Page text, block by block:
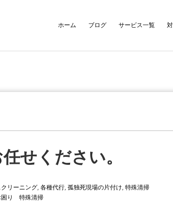
ホーム ブログ サービス一覧
せください。
リーニング, 各種代行, 孤独死現場の片付け, 特殊清掃
り 特殊清掃